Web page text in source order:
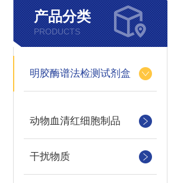
产品分类
PRODUCTS
明胶酶谱法检测试剂盒
动物血清红细胞制品
干扰物质